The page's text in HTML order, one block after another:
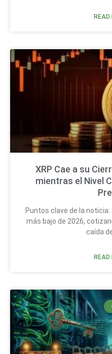
READ
XRP Cae a su
mientras el Nivel
Puntos clave de la
más bajo de 2026,
caída
READ